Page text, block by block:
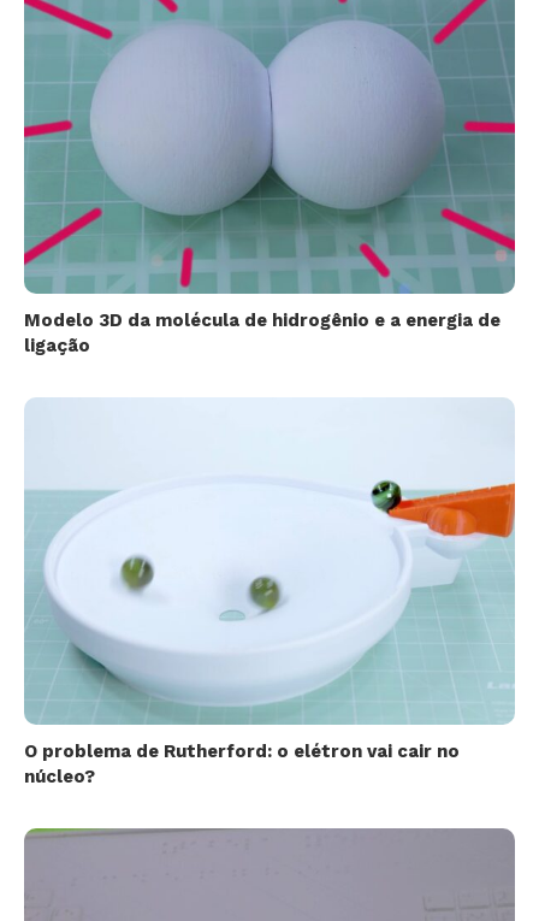
Modelo 3D da molécula de hidrogênio e a energia de
ligação
O problema de Rutherford: o elétron vai cair no
núcleo?